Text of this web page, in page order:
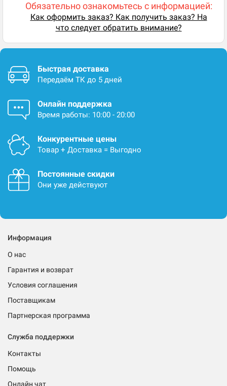
Обязательно ознакомьтесь с информацией:
Как оформить заказ? Как получить заказ? На
что следует обратить внимание?
Быстрая доставка
Передаём ТК до 5 дней
Онлайн поддержка
Время работы: 10:00 - 20:00
Конкурентные цены
Товар + Доставка = Выгодно
Постоянные скидки
Они уже действуют
Информация
О нас
Гарантия и возврат
Условия соглашения
Поставщикам
Партнерская программа
Служба поддержки
Контакты
Помощь
Онлайн чат